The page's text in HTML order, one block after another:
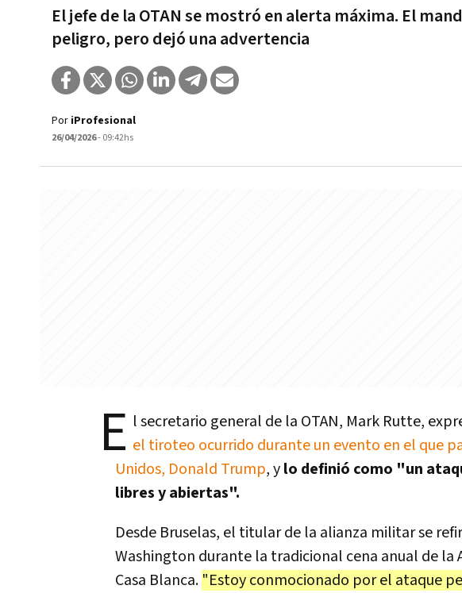
El jefe de la OTAN se mostró en alerta máxima. El
peligro, pero dejó una advertencia
Por iProfesional
26/04/2026- 09:42hs
E l secretario general de la OTAN, Mark Rutte,
el tiroteo ocurrido durante un evento en el que
Unidos, Donald Trump, ylo definió como "un
libres y abiertas".
Desde Bruselas, el titular de la alianza militar se
Washington durante la tradicional cena anual de la
Casa Blanca. "Estoy conmocionado por el ataque